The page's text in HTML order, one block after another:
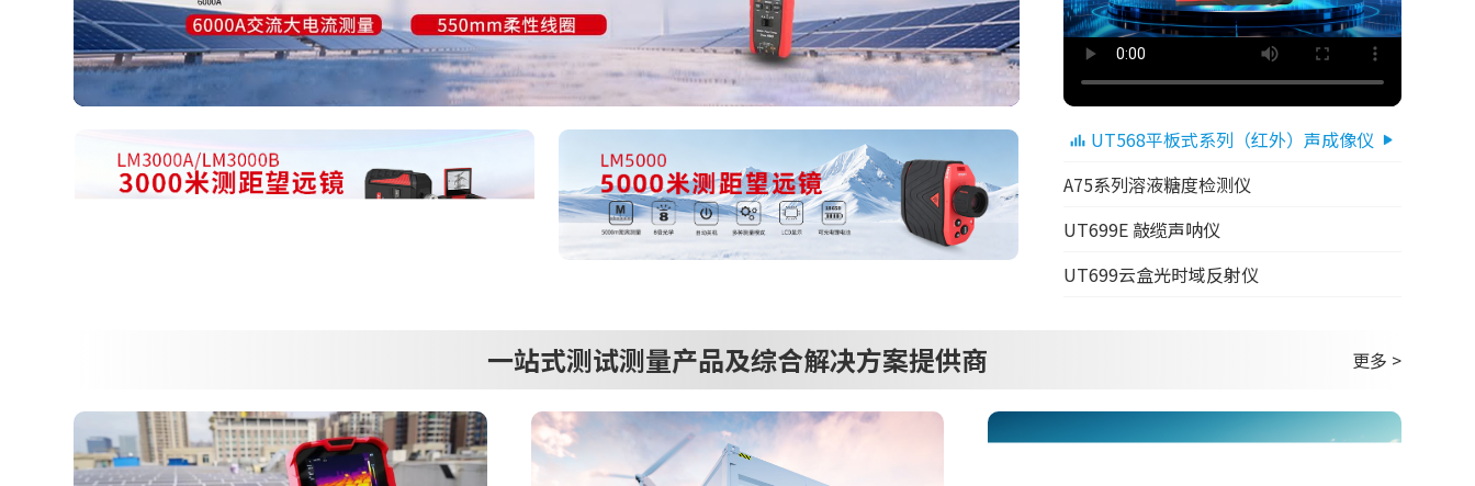
UT568平板式系列（红外）声成像仪
A75系列溶液糖度检测仪
UT699E 敲缆声呐仪
UT699云盒光时域反射仪
一站式测试测量产品及综合解决方案提供商 更多 >